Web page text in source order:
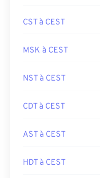
CST à CEST
MSK à CEST
NST à CEST
CDT à CEST
AST à CEST
HDT à CEST